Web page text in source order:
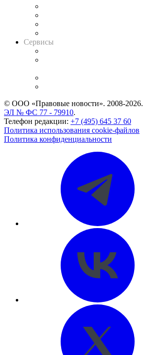
Сервисы
© ООО «Правовые новости». 2008-2026.
ЭЛ № ФС 77 - 79910.
Телефон редакции: +7 (495) 645 37 60
Политика использования cookie-файлов
Политика конфиденциальности